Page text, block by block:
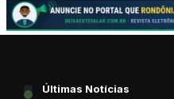
Últimas Notícias